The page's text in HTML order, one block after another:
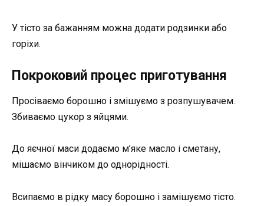
У тісто за бажанням можна додати родзинки або
горіхи.
Покроковий процес приготування
Просіваємо борошно і змішуємо з розпушувачем.
Збиваємо цукор з яйцями.
До яєчної маси додаємо м’яке масло і сметану,
мішаємо вінчиком до однорідності.
Всипаємо в рідку масу борошно і замішуємо тісто.